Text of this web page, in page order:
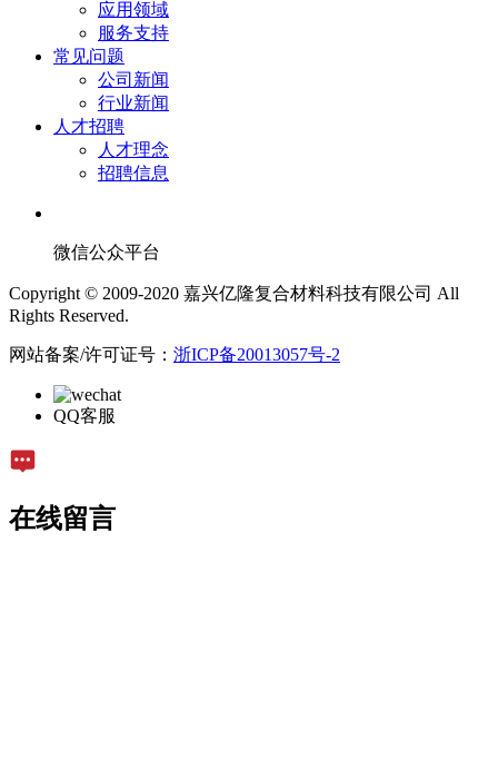
应用领域
服务支持
常见问题
公司新闻
行业新闻
人才招聘
人才理念
招聘信息
微信公众平台
Copyright © 2009-2020 嘉兴亿隆复合材料科技有限公司 All
Rights Reserved.
网站备案/许可证号： 浙ICP备20013057号-2
QQ客服
在线留言